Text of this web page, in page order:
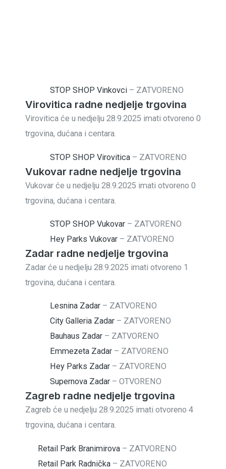
STOP SHOP Vinkovci – ZATVORENO
Virovitica radne nedjelje trgovina
Virovitica će u nedjelju 28.9.2025 imati otvoreno 0
trgovina, dućana i centara.
STOP SHOP Virovitica – ZATVORENO
Vukovar radne nedjelje trgovina
Vukovar će u nedjelju 28.9.2025 imati otvoreno 0
trgovina, dućana i centara.
STOP SHOP Vukovar – ZATVORENO
Hey Parks Vukovar – ZATVORENO
Zadar radne nedjelje trgovina
Zadar će u nedjelju 28.9.2025 imati otvoreno 1
trgovina, dućana i centara.
Lesnina Zadar – ZATVORENO
City Galleria Zadar – ZATVORENO
Bauhaus Zadar – ZATVORENO
Emmezeta Zadar – ZATVORENO
Hey Parks Zadar – ZATVORENO
Supernova Zadar –OTVORENO
Zagreb radne nedjelje trgovina
Zagreb će u nedjelju 28.9.2025 imati otvoreno 4
trgovina, dućana i centara.
Retail Park Branimirova– ZATVORENO
Retail Park Radnička– ZATVORENO